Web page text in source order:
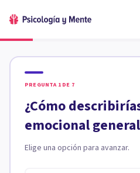
PREGUNTA 1 DE 7
¿Cómo
emocional
Elige una opción para avanzar.